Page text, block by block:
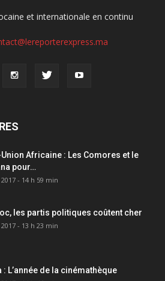
et internationale en continu
Africaine : Les Comores et le
pour…
- 14 h 59 min
les partis politiques coûtent cher
- 13 h 23 min
: L’année de la cinémathèque